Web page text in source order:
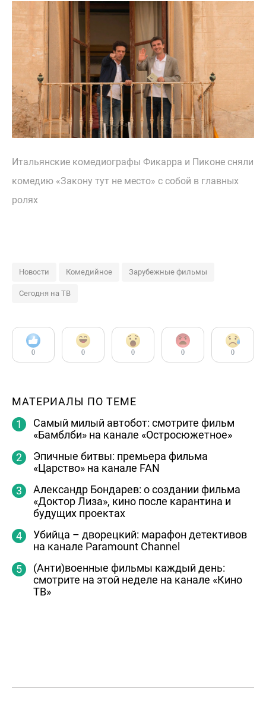
Итальянские комедиографы Фикарра и Пиконе сняли
комедию «Закону тут не место» с собой в главных
ролях
Новости Комедийное Зарубежные фильмы
Сегодня на ТВ
0 0 0 0 0
МАТЕРИАЛЫ ПО ТЕМЕ
Самый милый автобот: смотрите фильм
«Бамблби» на канале «Остросюжетное»
Эпичные битвы: премьера фильма
«Царство» на канале FAN
Александр Бондарев: о создании фильма
«Доктор Лиза», кино после карантина и
будущих проектах
Убийца – дворецкий: марафон детективов
на канале Paramount Channel
(Анти)военные фильмы каждый день:
смотрите на этой неделе на канале «Кино
ТВ»